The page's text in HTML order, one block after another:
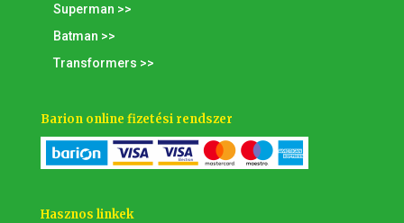
Superman >>
Batman >>
Transformers >>
Barion online fizetési rendszer
Hasznos linkek